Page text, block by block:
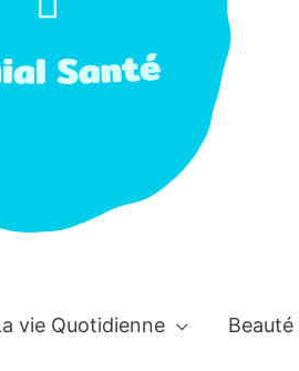
vie Quotidienne Beauté